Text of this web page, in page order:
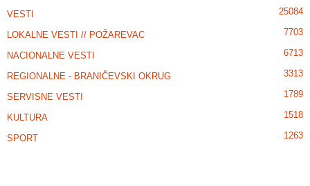
VESTI 25084
LOKALNE VESTI // POŽAREVAC 7703
NACIONALNE VESTI 6713
REGIONALNE - BRANIČEVSKI OKRUG 3313
SERVISNE VESTI 1789
KULTURA 1518
SPORT 1263